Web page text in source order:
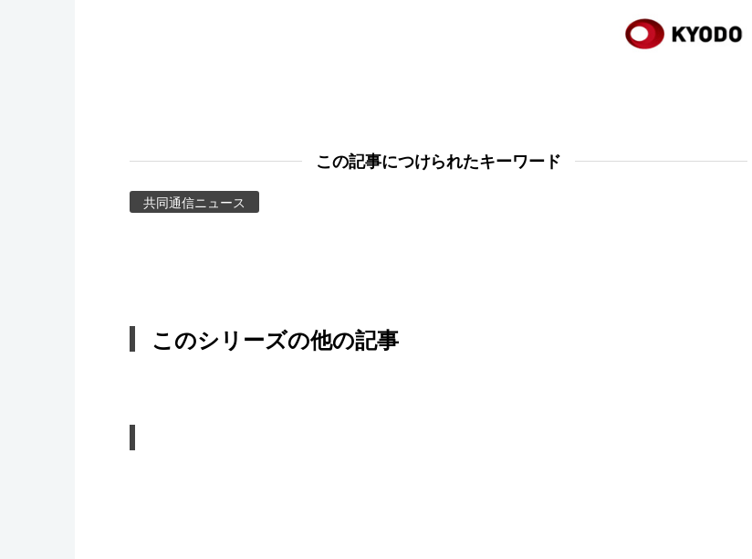
この記事につけられたキーワード
共同通信ニュース
このシリーズの他の記事